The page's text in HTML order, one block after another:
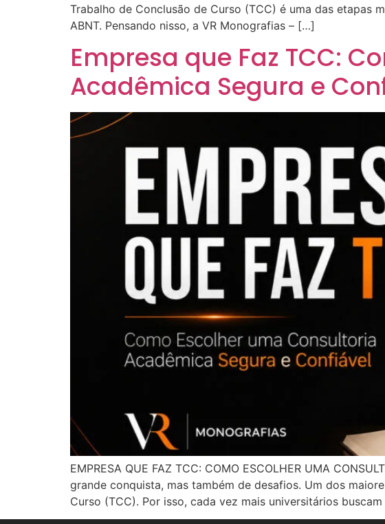
Trabalho de Conclusão de Curso (TCC) é uma das etapas
ABNT. Pensando nisso, a VR Monografias – […]
Empresa que Faz TCC:
Acadêmica Segura e
EMPRESA QUE FAZ TCC: COMO ESCOLHER UMA
grande conquista, mas também de desafios. Um dos
Curso (TCC). Por isso, cada vez mais universitários